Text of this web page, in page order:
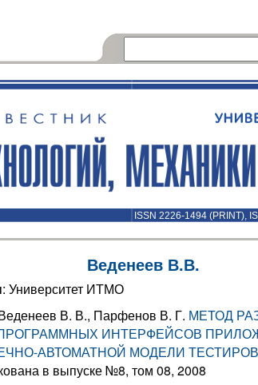
ISSN 2226-1494 (PRINT),
Веденеев В.В.
: Университет ИТМО
В. В., Парфенов В. Г. МЕТОД
ИНТЕРФЕЙСОВ
АВТОМАТНОЙ МОДЕЛИ
в выпуске №8, том 08, 2008